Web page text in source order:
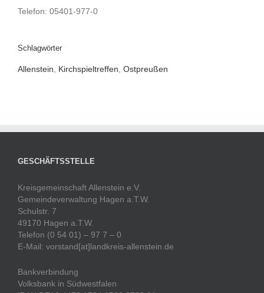
Telefon: 05401-977-0
Schlagwörter
Allenstein Kirchspieltreffen Ostpreußen
GESCHÄFTSSTELLE
Kreisgemeinschaft Allenstein e.V.
Gemeindeverwaltung Hagen a.T.W.
Schulstr. 7
49170 Hagen a.T.W.
Telefon (0 54 01) – 97 7 – 0
E-Mail: vorstand[at]landkreis-allenstein.de
Bankverbindung
Volksbank in Südwestfalen